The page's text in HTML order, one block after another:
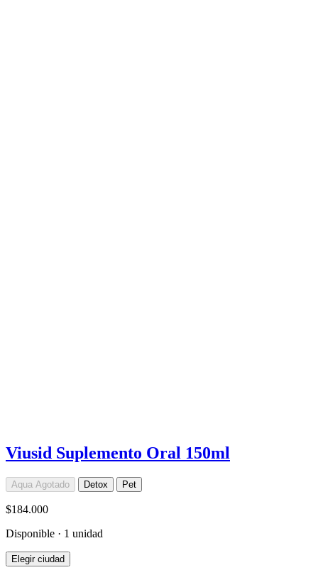
Viusid Suplemento Oral 150ml
Aqua Agotado Detox Pet
$184.000
Disponible · 1 unidad
Elegir ciudad